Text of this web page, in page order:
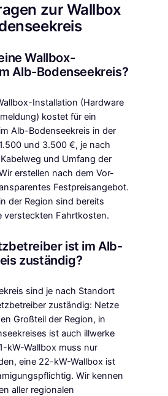
zur Wallbox
Wallbox-
Alb-Bodenseekreis?
Installation (Hardware
kostet für ein
Alb-Bodenseekreis in der
und 3.500 €, je nach
und Umfang der
erstellen nach dem Vor-
Festpreisangebot.
der Region sind bereits
versteckten Fahrtkosten.
ist im Alb-
zuständig?
sind je nach Standort
zuständig: Netze
Großteil der Region, in
ist auch illwerke
kW-Wallbox muss nur
eine 22-kW-Wallbox ist
Wir kennen
aller regionalen